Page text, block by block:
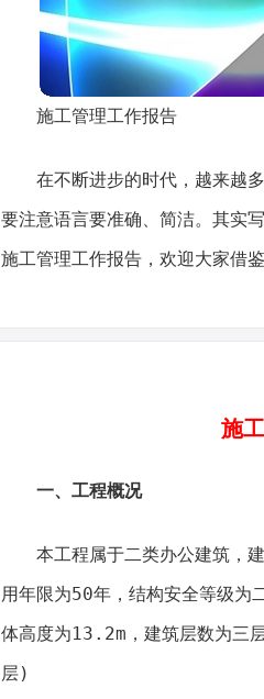
施工管理工作报告
在不断进步的时代，越来越
要注意语言要准确、简洁。其实
施工管理工作报告，欢迎大家借
施
一、工程概况
本工程属于二类办公建筑，
用年限为50年，结构安全等级为
体高度为13.2m，建筑层数为三
层)